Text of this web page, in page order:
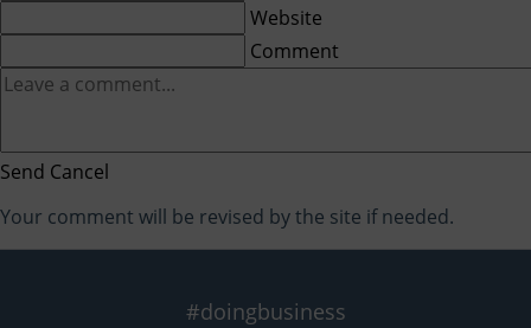
Website
Comment
Send Cancel
Your comment will be revised by the site if needed.
#doingbusiness